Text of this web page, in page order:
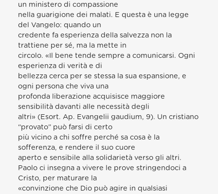
un ministero di compassione
nella guarigione dei malati. E questa è una legge
del Vangelo: quando un
credente fa esperienza della salvezza non la
trattiene per sé, ma la mette in
circolo. «Il bene tende sempre a comunicarsi. Ogni
esperienza di verità e di
bellezza cerca per se stessa la sua espansione, e
ogni persona che viva una
profonda liberazione acquisisce maggiore
sensibilità davanti alle necessità degli
altri» (Esort. Ap. Evangelii gaudium, 9). Un cristiano
“provato” può farsi di certo
più vicino a chi soffre perché sa cosa è la
sofferenza, e rendere il suo cuore
aperto e sensibile alla solidarietà verso gli altri.
Paolo ci insegna a vivere le prove stringendoci a
Cristo, per maturare la
«convinzione che Dio può agire in qualsiasi